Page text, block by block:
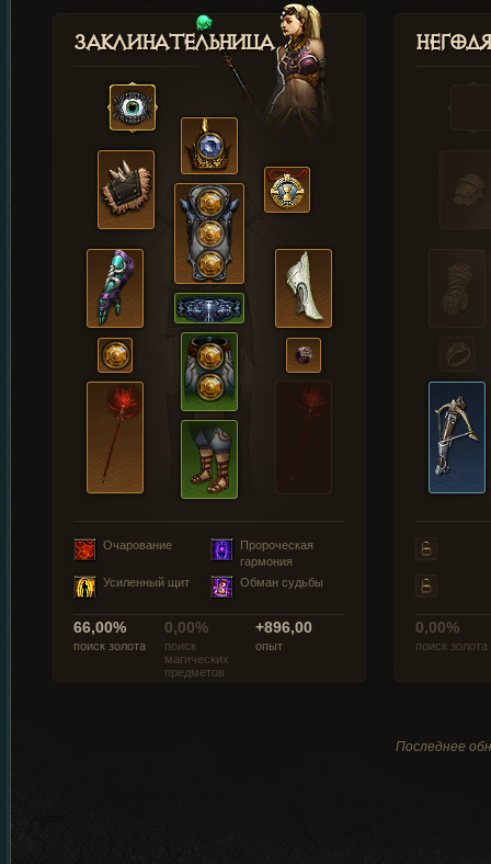
Заклинательница
Очарование
Пророческая
гармония
Усиленный щит
Обман судьбы
66,00%
поиск золота
0,00%
поиск
магических
предметов
+896,00
опыт
0,00%
поиск золота
Последнее